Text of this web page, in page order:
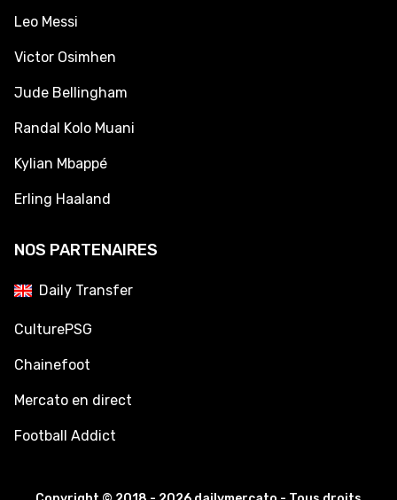
Leo Messi
Victor Osimhen
Jude Bellingham
Randal Kolo Muani
Kylian Mbappé
Erling Haaland
NOS PARTENAIRES
Daily Transfer
CulturePSG
Chainefoot
Mercato en direct
Football Addict